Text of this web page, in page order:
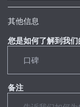
其他信息
您是如何了解到我
备注